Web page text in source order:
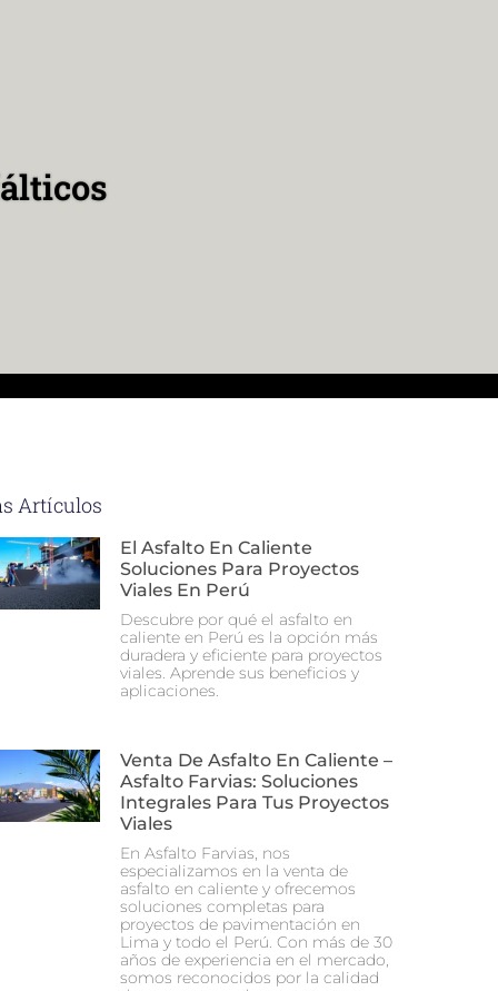
Artículos
El Asfalto En Caliente
Soluciones Para Proyectos
Viales En Perú
Descubre por qué el asfalto en
caliente en Perú es la opción más
duradera y eficiente para proyectos
viales. Aprende sus beneficios y
aplicaciones.
Venta De Asfalto En Caliente –
Asfalto Farvias: Soluciones
Integrales Para Tus Proyectos
Viales
En Asfalto Farvias, nos
especializamos en la venta de
asfalto en caliente y ofrecemos
soluciones completas para
proyectos de pavimentación en
Lima y todo el Perú. Con más de 30
años de experiencia en el mercado,
somos reconocidos por la calidad